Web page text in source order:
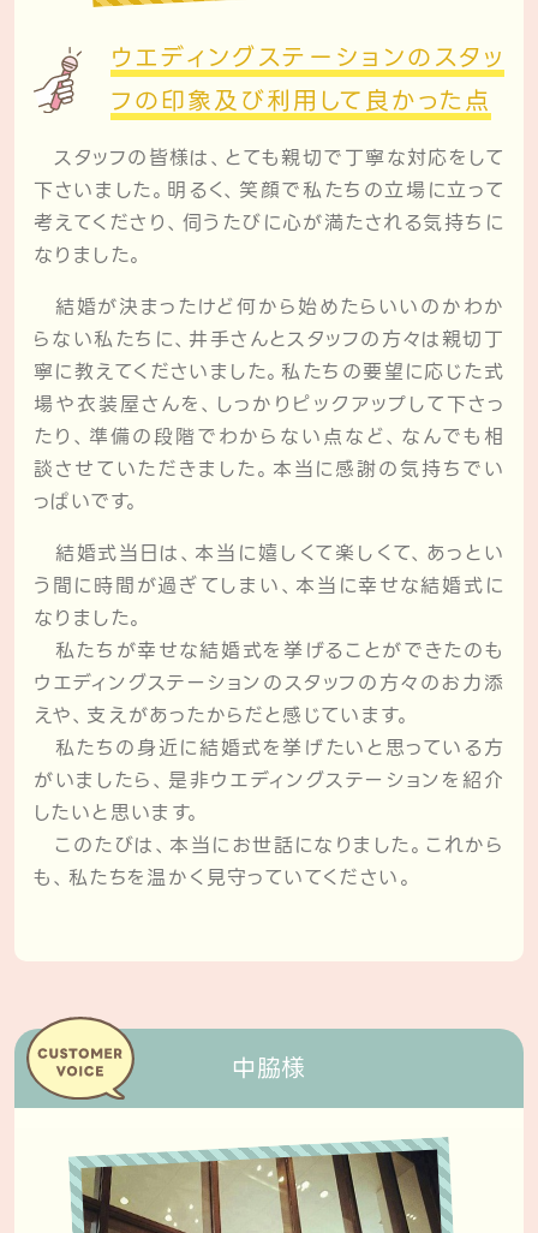
ウエディングステーションのスタッ
フの印象及び利用して良かった点
スタッフの皆様は、とても親切で丁寧な対応をして
下さいました。明るく、笑顔で私たちの立場に立って
考えてくださり、伺うたびに心が満たされる気持ちに
なりました。
結婚が決まったけど何から始めたらいいのかわか
らない私たちに、井手さんとスタッフの方々は親切丁
寧に教えてくださいました。私たちの要望に応じた式
場や衣装屋さんを、しっかりピックアップして下さっ
たり、準備の段階でわからない点など、なんでも相
談させていただきました。本当に感謝の気持ちでい
っぱいです。
結婚式当日は、本当に嬉しくて楽しくて、あっとい
う間に時間が過ぎてしまい、本当に幸せな結婚式に
なりました。
私たちが幸せな結婚式を挙げることができたのも
ウエディングステーションのスタッフの方々のお力添
えや、支えがあったからだと感じています。
私たちの身近に結婚式を挙げたいと思っている方
がいましたら、是非ウエディングステーションを紹介
したいと思います。
このたびは、本当にお世話になりました。これから
も、私たちを温かく見守っていてください。
中脇様